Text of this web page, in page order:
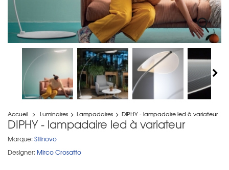
Accueil > Luminaires > Lampadaires > DIPHY - lampadaire led à variateur
DIPHY - lampadaire led à variateur
Marque: Stilnovo
Designer: Mirco Crosatto